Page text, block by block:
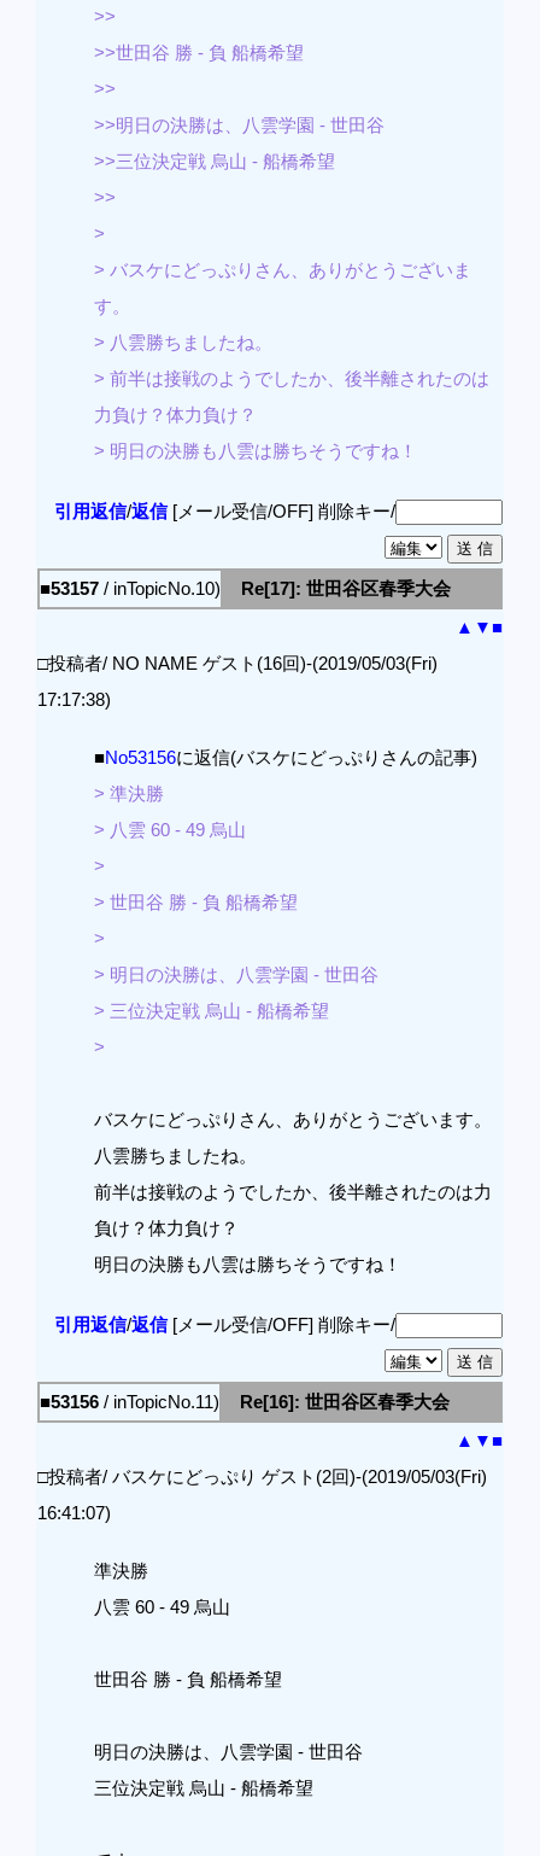
>>
>>世田谷 勝 - 負 船橋希望
>>
>>明日の決勝は、八雲学園 - 世田谷
>>三位決定戦 烏山 - 船橋希望
>>
>
> バスケにどっぷりさん、ありがとうございま
す。
> 八雲勝ちましたね。
> 前半は接戦のようでしたか、後半離されたのは
力負け？体力負け？
> 明日の決勝も八雲は勝ちそうですね！
引用返信/返信[メール受信/OFF] 削除キー/
■53157 / inTopicNo.10)
Re[17]: 世田谷区春季大会
▲ ▼■
□投稿者/ NO NAME ゲスト(16回)-(2019/05/03(Fri)
17:17:38)
■No53156に返信(バスケにどっぷりさんの記事)
> 準決勝
> 八雲 60 - 49 烏山
>
> 世田谷 勝 - 負 船橋希望
>
> 明日の決勝は、八雲学園 - 世田谷
> 三位決定戦 烏山 - 船橋希望
>
バスケにどっぷりさん、ありがとうございます。
八雲勝ちましたね。
前半は接戦のようでしたか、後半離されたのは力
負け？体力負け？
明日の決勝も八雲は勝ちそうですね！
引用返信/返信[メール受信/OFF] 削除キー/
■53156 / inTopicNo.11)
Re[16]: 世田谷区春季大会
▲ ▼■
□投稿者/ バスケにどっぷり ゲスト(2回)-(2019/05/03(Fri)
16:41:07)
準決勝
八雲 60 - 49 烏山
世田谷 勝 - 負 船橋希望
明日の決勝は、八雲学園 - 世田谷
三位決定戦 烏山 - 船橋希望